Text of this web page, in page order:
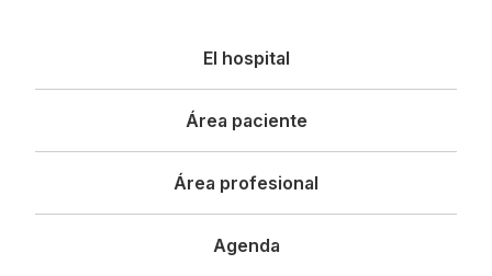
principal
El hospital
Área paciente
Área profesional
Agenda